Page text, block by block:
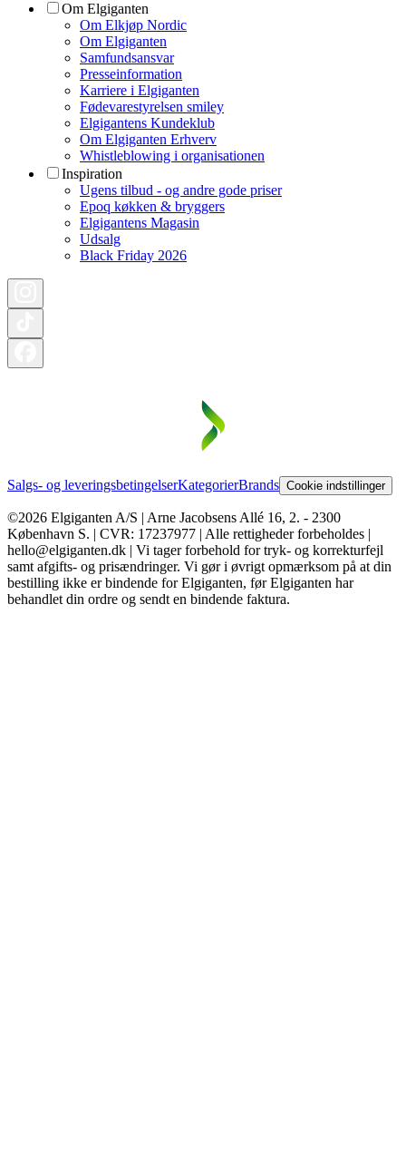
Om Elgiganten
Om Elkjøp Nordic
Om Elgiganten
Samfundsansvar
Presseinformation
Karriere i Elgiganten
Fødevarestyrelsen smiley
Elgigantens Kundeklub
Om Elgiganten Erhverv
Whistleblowing i organisationen
Inspiration
Ugens tilbud - og andre gode priser
Epoq køkken & bryggers
Elgigantens Magasin
Udsalg
Black Friday 2026
Salgs- og leveringsbetingelserKategorierBrands Cookie indstillinger
©2026 Elgiganten A/S | Arne Jacobsens Allé 16, 2. - 2300
København S. | CVR: 17237977 | Alle rettigheder forbeholdes |
hello@elgiganten.dk | Vi tager forbehold for tryk- og korrekturfejl
samt afgifts- og prisændringer. Vi gør i øvrigt opmærksom på at din
bestilling ikke er bindende for Elgiganten, før Elgiganten har
behandlet din ordre og sendt en bindende faktura.